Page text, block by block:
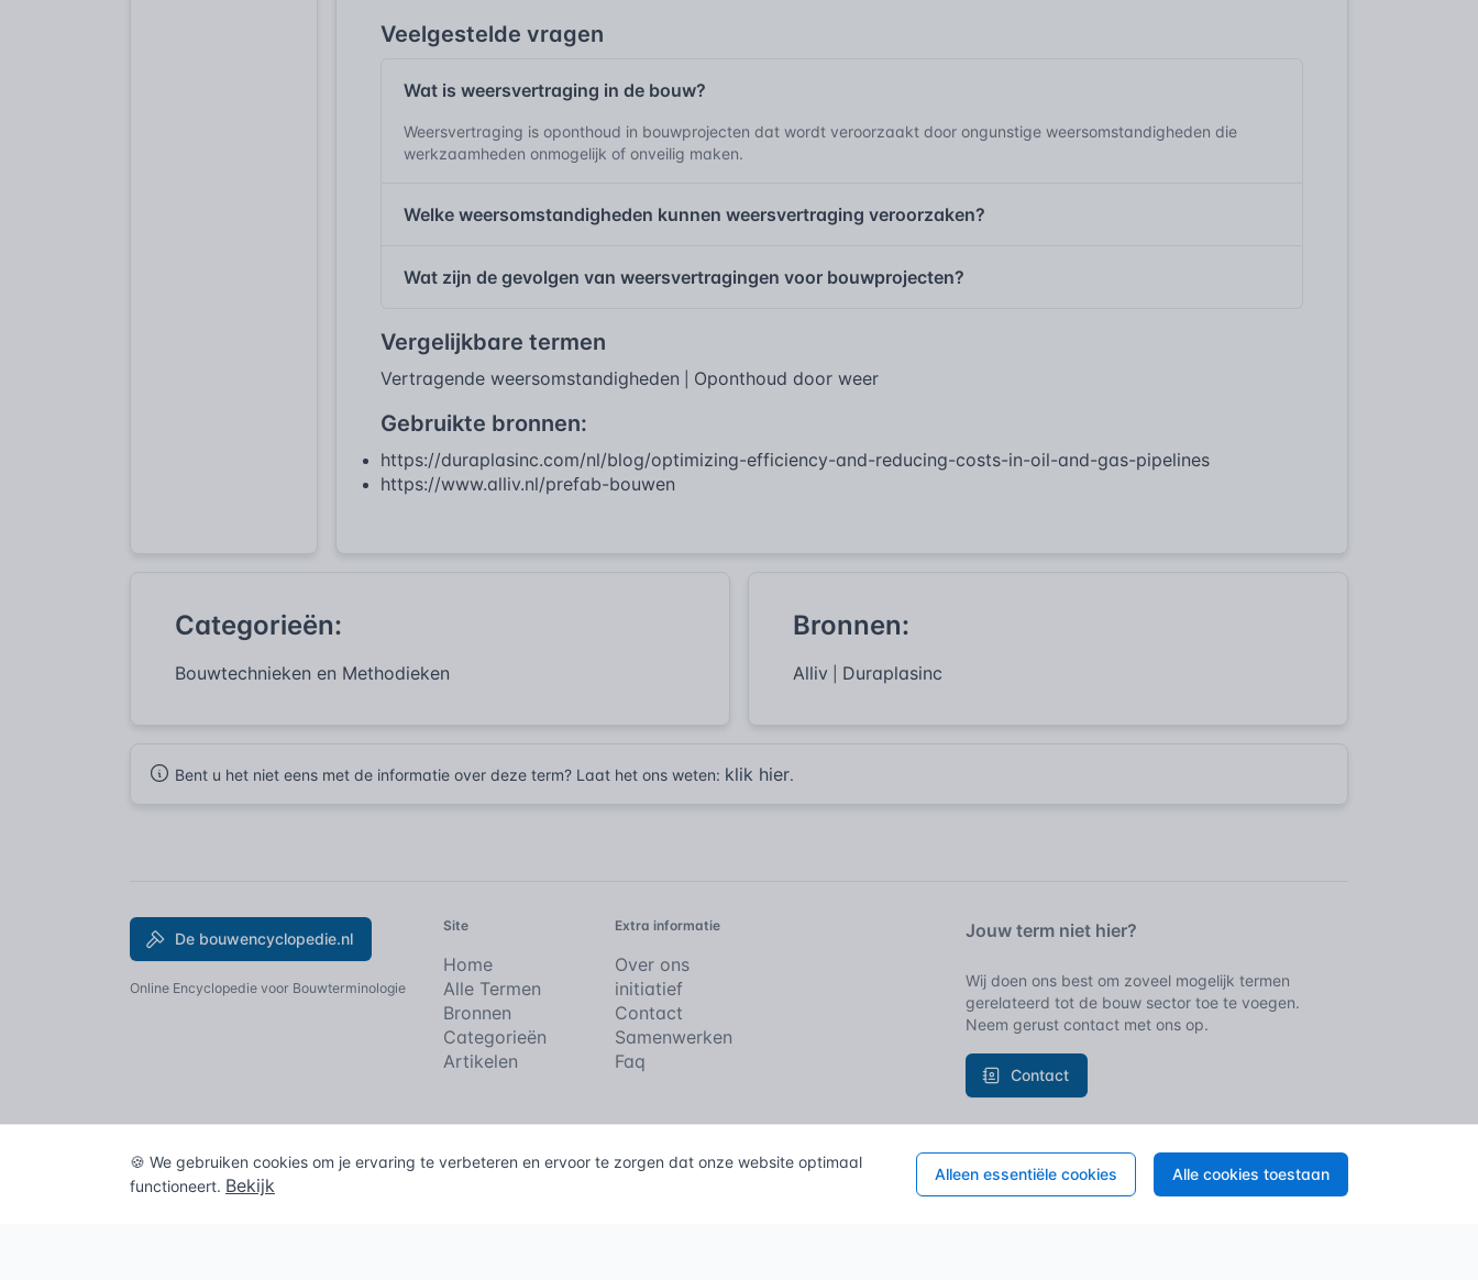
Veelgestelde vragen
Wat is weersvertraging in de bouw?
Weersvertraging is oponthoud in bouwprojecten dat wordt veroorzaakt door ongunstige weersomstandigheden die
werkzaamheden onmogelijk of onveilig maken.
Welke weersomstandigheden kunnen weersvertraging veroorzaken?
Wat zijn de gevolgen van weersvertragingen voor bouwprojecten?
Vergelijkbare termen
Vertragende weersomstandigheden Oponthoud door weer
Gebruikte bronnen:
https://duraplasinc.com/nl/blog/optimizing-efficiency-and-reducing-costs-in-oil-and-gas-pipelines
https://www.alliv.nl/prefab-bouwen
Categorieën:
Bouwtechnieken en Methodieken
Bronnen:
Alliv Duraplasinc
Bent u het niet eens met de informatie over deze term? Laat het ons weten: klik hier.
De bouwencyclopedie.nl
Online Encyclopedie voor Bouwterminologie
Jouw term niet hier?
Wij doen ons best om zoveel mogelijk termen
gerelateerd tot de bouw sector toe te voegen.
Neem gerust contact met ons op.
Contact
Site
Home
Alle Termen
Bronnen
Categorieën
Artikelen
Extra informatie
Over ons
initiatief
Contact
Samenwerken
Faq
De bouwencyclopedie
Gebruiksvoorwaarden•Disclaimer •Privacy Statement•Cookies
🍪 We gebruiken cookies om je ervaring te verbeteren en ervoor te zorgen dat onze website optimaal
functioneert. Bekijk
Alleen essentiële cookies Alle cookies toestaan